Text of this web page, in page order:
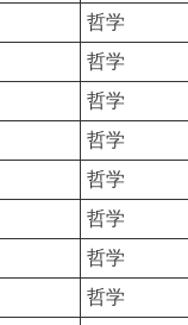
哲学
哲学
哲学
哲学
哲学
哲学
哲学
哲学